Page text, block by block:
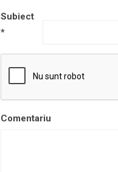
Subiect
*
Comentariu